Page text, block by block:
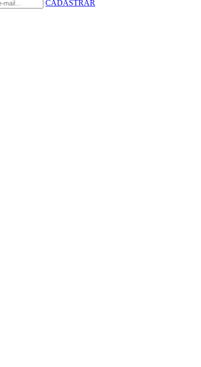
CADASTRAR